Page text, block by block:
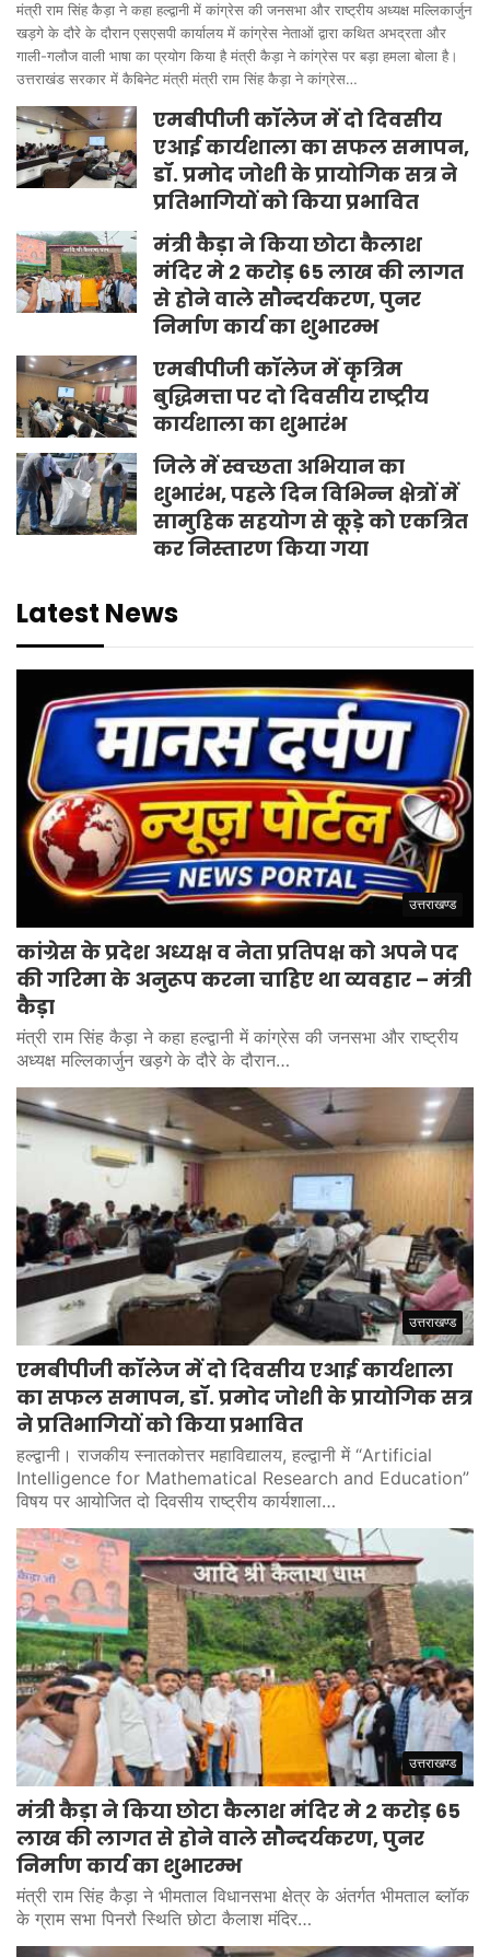
मंत्री राम सिंह कैड़ा ने कहा हल्द्वानी में कांग्रेस की जनसभा और राष्ट्रीय अध्यक्ष मल्लिकार्जुन
खड़गे के दौरे के दौरान एसएसपी कार्यालय में कांग्रेस नेताओं द्वारा कथित अभद्रता और
गाली-गलौज वाली भाषा का प्रयोग किया है मंत्री कैड़ा ने कांग्रेस पर बड़ा हमला बोला है।
उत्तराखंड सरकार में कैबिनेट मंत्री मंत्री राम सिंह कैड़ा ने कांग्रेस…
एमबीपीजी कॉलेज में दो दिवसीय
एआई कार्यशाला का सफल समापन,
डॉ. प्रमोद जोशी के प्रायोगिक सत्र ने
प्रतिभागियों को किया प्रभावित
मंत्री कैड़ा ने किया छोटा कैलाश
मंदिर मे 2 करोड़ 65 लाख की लागत
से होने वाले सौन्दर्यकरण, पुनर
निर्माण कार्य का शुभारम्भ
एमबीपीजी कॉलेज में कृत्रिम
बुद्धिमत्ता पर दो दिवसीय राष्ट्रीय
कार्यशाला का शुभारंभ
जिले में स्वच्छता अभियान का
शुभारंभ, पहले दिन विभिन्न क्षेत्रों में
सामुहिक सहयोग से कूड़े को एकत्रित
कर निस्तारण किया गया
Latest News
उत्तराखण्ड
कांग्रेस के प्रदेश अध्यक्ष व नेता प्रतिपक्ष को अपने पद
की गरिमा के अनुरूप करना चाहिए था व्यवहार – मंत्री
कैड़ा
मंत्री राम सिंह कैड़ा ने कहा हल्द्वानी में कांग्रेस की जनसभा और राष्ट्रीय
अध्यक्ष मल्लिकार्जुन खड़गे के दौरे के दौरान…
उत्तराखण्ड
एमबीपीजी कॉलेज में दो दिवसीय एआई कार्यशाला
का सफल समापन, डॉ. प्रमोद जोशी के प्रायोगिक सत्र
ने प्रतिभागियों को किया प्रभावित
हल्द्वानी। राजकीय स्नातकोत्तर महाविद्यालय, हल्द्वानी में “Artificial
Intelligence for Mathematical Research and Education”
विषय पर आयोजित दो दिवसीय राष्ट्रीय कार्यशाला…
उत्तराखण्ड
मंत्री कैड़ा ने किया छोटा कैलाश मंदिर मे 2 करोड़ 65
लाख की लागत से होने वाले सौन्दर्यकरण, पुनर
निर्माण कार्य का शुभारम्भ
मंत्री राम सिंह कैड़ा ने भीमताल विधानसभा क्षेत्र के अंतर्गत भीमताल ब्लॉक
के ग्राम सभा पिनरौ स्थिति छोटा कैलाश मंदिर…